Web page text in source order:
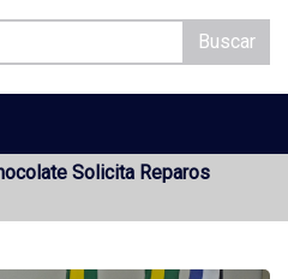
Buscar
Solicita Reparos